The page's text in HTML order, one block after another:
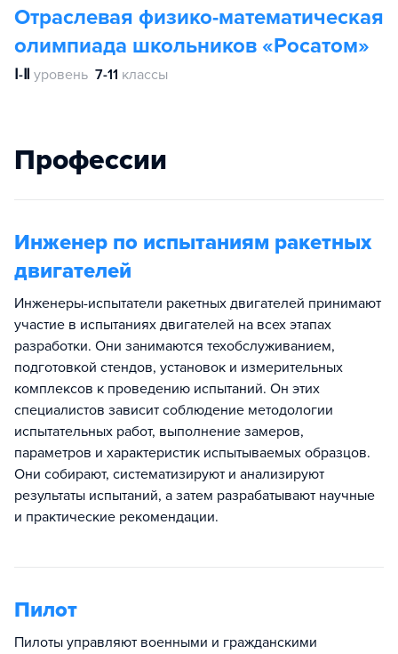
Отраслевая физико-математическая
олимпиада школьников «Росатом»
Ⅰ-Ⅱ уровень 7-11 классы
Профессии
Инженер по испытаниям ракетных
двигателей
Инженеры-испытатели ракетных двигателей принимают
участие в испытаниях двигателей на всех этапах
разработки. Они занимаются техобслуживанием,
подготовкой стендов, установок и измерительных
комплексов к проведению испытаний. Он этих
специалистов зависит соблюдение методологии
испытательных работ, выполнение замеров,
параметров и характеристик испытываемых образцов.
Они собирают, систематизируют и анализируют
результаты испытаний, а затем разрабатывают научные
и практические рекомендации.
Пилот
Пилоты управляют военными и гражданскими